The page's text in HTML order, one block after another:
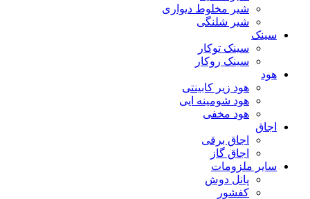
شیر مخلوط دیواری
شیر شلنگی
سینک
سینک توکار
سینک روکار
هود
هود زیر كابینتی
هود شومینه ایی
هود مخفى
اجاق
اجاق برقى
اجاق گاز
سایر ملزومات
پانل دوش
کفشور